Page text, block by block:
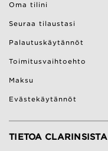
Oma tilini
Seuraa tilaustasi
Palautuskäytännöt
Toimitusvaihtoehto
Maksu
Evästekäytännöt
TIETOA CLARINSISTA